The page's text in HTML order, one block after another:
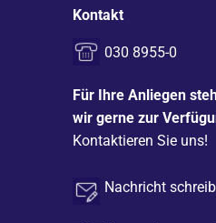
Kontakt
030 8955-0
Für Ihre Anliegen
wir gerne zur
Kontaktieren Sie uns!
Nachricht